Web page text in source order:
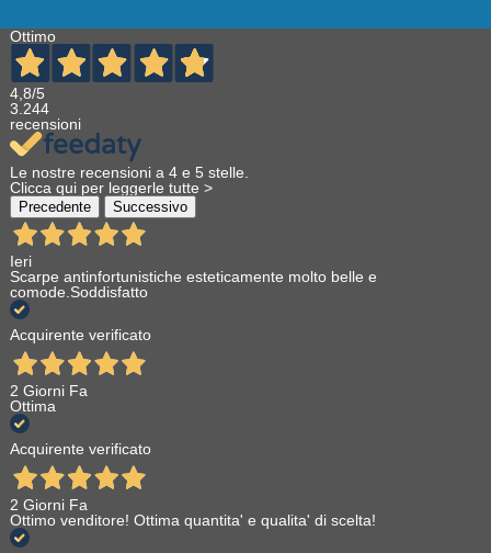
Ottimo
4,8/5
3.244
recensioni
Le nostre recensioni a 4 e 5 stelle.
Clicca qui per leggerle tutte >
Precedente Successivo
Ieri
Scarpe antinfortunistiche esteticamente molto belle e
comode.Soddisfatto
Acquirente verificato
2 Giorni Fa
Ottima
Acquirente verificato
2 Giorni Fa
Ottimo venditore! Ottima quantita' e qualita' di scelta!